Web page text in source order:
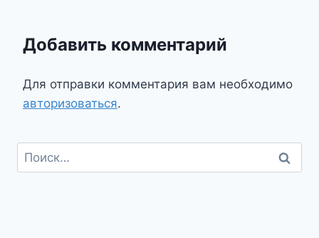
Добавить комментарий
Для отправки комментария вам необходимо
авторизоваться.
Найти: